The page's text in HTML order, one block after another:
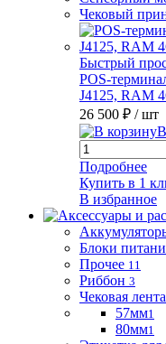
Чековый
Быстрый
POS-
J4125, RAM
26 500 ₽ / шт
Подробнее
Купить в 1
В избранное
Блоки
Прочее 11
Риббон 3
Чековая лента
57мм1
80мм1